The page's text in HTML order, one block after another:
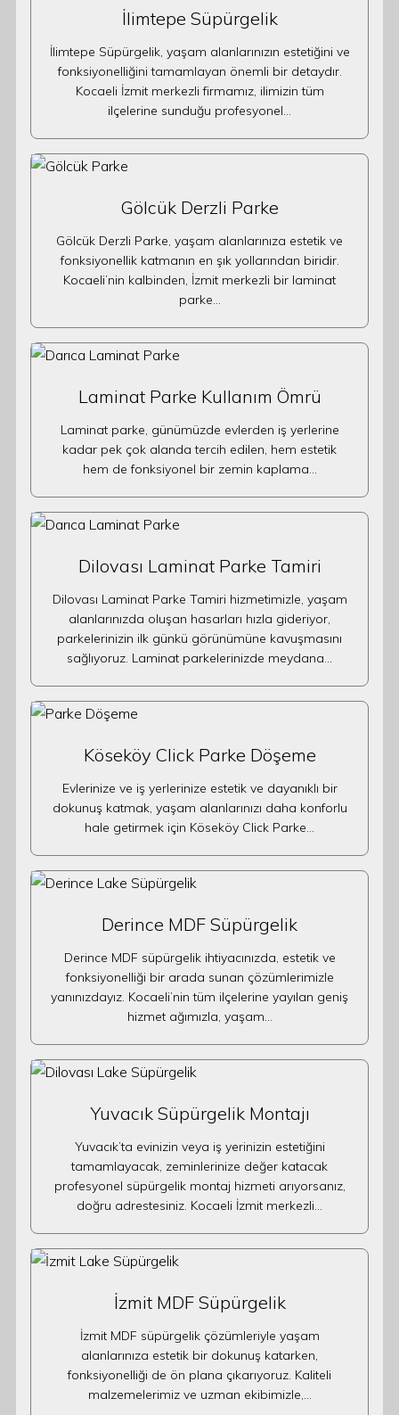
İlimtepe Süpürgelik
İlimtepe Süpürgelik, yaşam alanlarınızın estetiğini ve
fonksiyonelliğini tamamlayan önemli bir detaydır.
Kocaeli İzmit merkezli firmamız, ilimizin tüm
ilçelerine sunduğu profesyonel…
Gölcük Derzli Parke
Gölcük Derzli Parke, yaşam alanlarınıza estetik ve
fonksiyonellik katmanın en şık yollarından biridir.
Kocaeli’nin kalbinden, İzmit merkezli bir laminat
parke…
Laminat Parke Kullanım Ömrü
Laminat parke, günümüzde evlerden iş yerlerine
kadar pek çok alanda tercih edilen, hem estetik
hem de fonksiyonel bir zemin kaplama…
Dilovası Laminat Parke Tamiri
Dilovası Laminat Parke Tamiri hizmetimizle, yaşam
alanlarınızda oluşan hasarları hızla gideriyor,
parkelerinizin ilk günkü görünümüne kavuşmasını
sağlıyoruz. Laminat parkelerinizde meydana…
Köseköy Click Parke Döşeme
Evlerinize ve iş yerlerinize estetik ve dayanıklı bir
dokunuş katmak, yaşam alanlarınızı daha konforlu
hale getirmek için Köseköy Click Parke…
Derince MDF Süpürgelik
Derince MDF süpürgelik ihtiyacınızda, estetik ve
fonksiyonelliği bir arada sunan çözümlerimizle
yanınızdayız. Kocaeli’nin tüm ilçelerine yayılan geniş
hizmet ağımızla, yaşam…
Yuvacık Süpürgelik Montajı
Yuvacık’ta evinizin veya iş yerinizin estetiğini
tamamlayacak, zeminlerinize değer katacak
profesyonel süpürgelik montaj hizmeti arıyorsanız,
doğru adrestesiniz. Kocaeli İzmit merkezli…
İzmit MDF Süpürgelik
İzmit MDF süpürgelik çözümleriyle yaşam
alanlarınıza estetik bir dokunuş katarken,
fonksiyonelliği de ön plana çıkarıyoruz. Kaliteli
malzemelerimiz ve uzman ekibimizle,…